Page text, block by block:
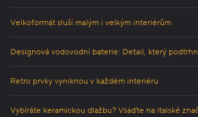
Velkoformát sluší malým i velkým interiérům
Designová vodovodní baterie: Detail, který
Retro prvky vyniknou v každém interiéru
Vybíráte keramickou dlažbu? Vsaďte na italské